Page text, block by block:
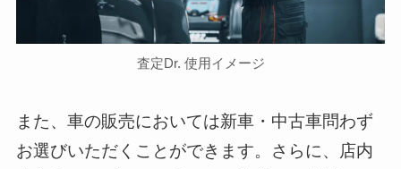
査定Dr. 使用イメージ
また、車の販売においては新車・中古車問わず
お選びいただくことができます。さらに、店内